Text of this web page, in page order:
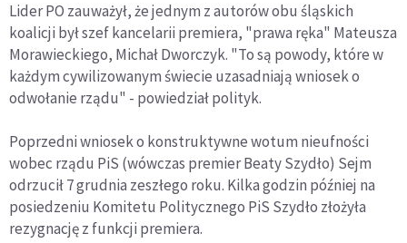
Lider PO zauważył, że jednym z autorów obu śląskich
koalicji był szef kancelarii premiera, "prawa ręka" Mateusza
Morawieckiego, Michał Dworczyk. "To są powody, które w
każdym cywilizowanym świecie uzasadniają wniosek o
odwołanie rządu" - powiedział polityk.
Poprzedni wniosek o konstruktywne wotum nieufności
wobec rządu PiS (wówczas premier Beaty Szydło) Sejm
odrzucił 7 grudnia zeszłego roku. Kilka godzin później na
posiedzeniu Komitetu Politycznego PiS Szydło złożyła
rezygnację z funkcji premiera.